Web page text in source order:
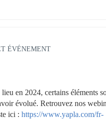
ÉVÉNEMENT
en 2024, certains éléments
évolué. Retrouvez nos
ici : https://www.yapla.com/fr-